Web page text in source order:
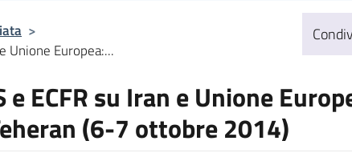
>
Unione Europea:...
ECFR su Iran e Unione
(6-7 ottobre 2014)